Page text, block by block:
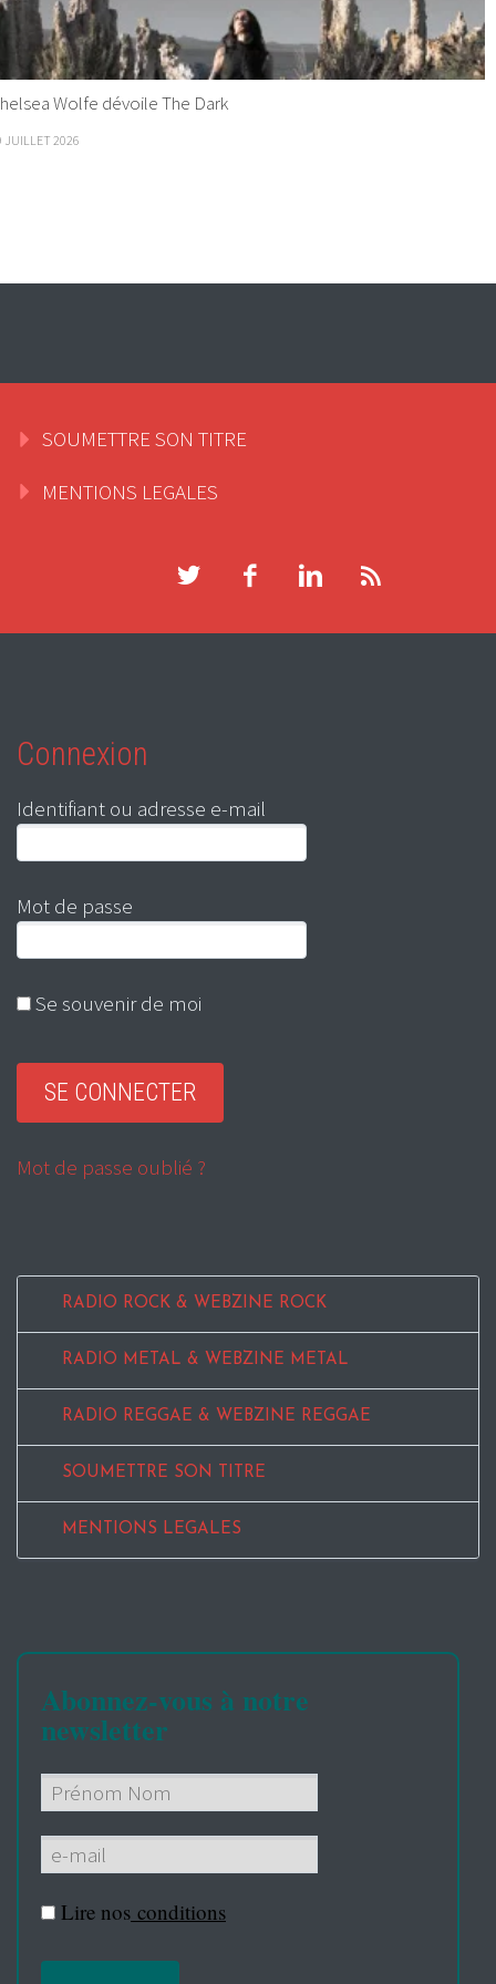
Wolfe dévoile The Dark
JUILLET 2026
SOUMETTRE SON TITRE
MENTIONS LEGALES
Connexion
Identifiant ou adresse e-mail
Mot de passe
Se souvenir de moi
Mot de passe oublié ?
RADIO ROCK & WEBZINE ROCK
RADIO METAL & WEBZINE METAL
RADIO REGGAE & WEBZINE REGGAE
SOUMETTRE SON TITRE
MENTIONS LEGALES
Abonnez-vous à notre
newsletter
Lire nos conditions